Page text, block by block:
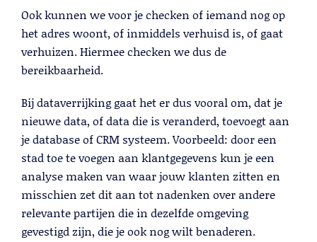
Ook kunnen we voor je checken of iemand nog op
het adres woont, of inmiddels verhuisd is, of gaat
verhuizen. Hiermee checken we dus de
bereikbaarheid.
Bij dataverrijking gaat het er dus vooral om, dat je
nieuwe data, of data die is veranderd, toevoegt aan
je database of CRM systeem. Voorbeeld: door een
stad toe te voegen aan klantgegevens kun je een
analyse maken van waar jouw klanten zitten en
misschien zet dit aan tot nadenken over andere
relevante partijen die in dezelfde omgeving
gevestigd zijn, die je ook nog wilt benaderen.
Trainingen
Lees meer